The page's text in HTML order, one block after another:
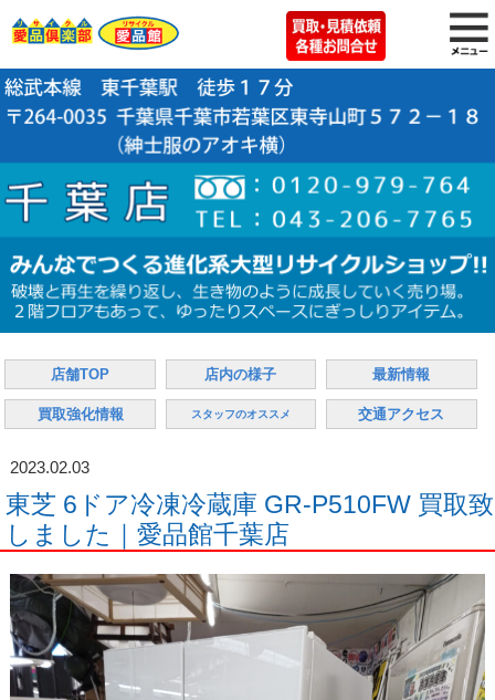
店舗TOP 店内の様子 最新情報
買取強化情報 スタッフのオススメ 交通アクセス
2023.02.03
東芝 6ドア冷凍冷蔵庫 GR-P510FW 買取致
しました｜愛品館千葉店